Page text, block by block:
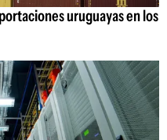
uruguayas en los